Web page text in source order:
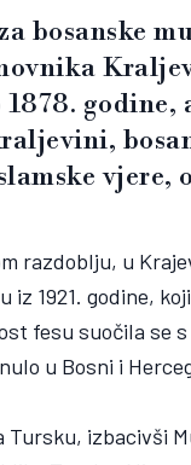
bosanske
vjere,
razdoblju, u
1921. godine,
fesu suočila se
u Bosni i
izbacivši